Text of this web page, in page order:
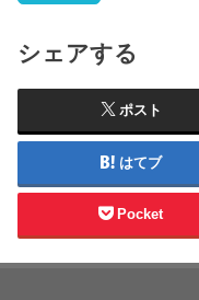
シェアする
ポスト
はてブ
Pocket